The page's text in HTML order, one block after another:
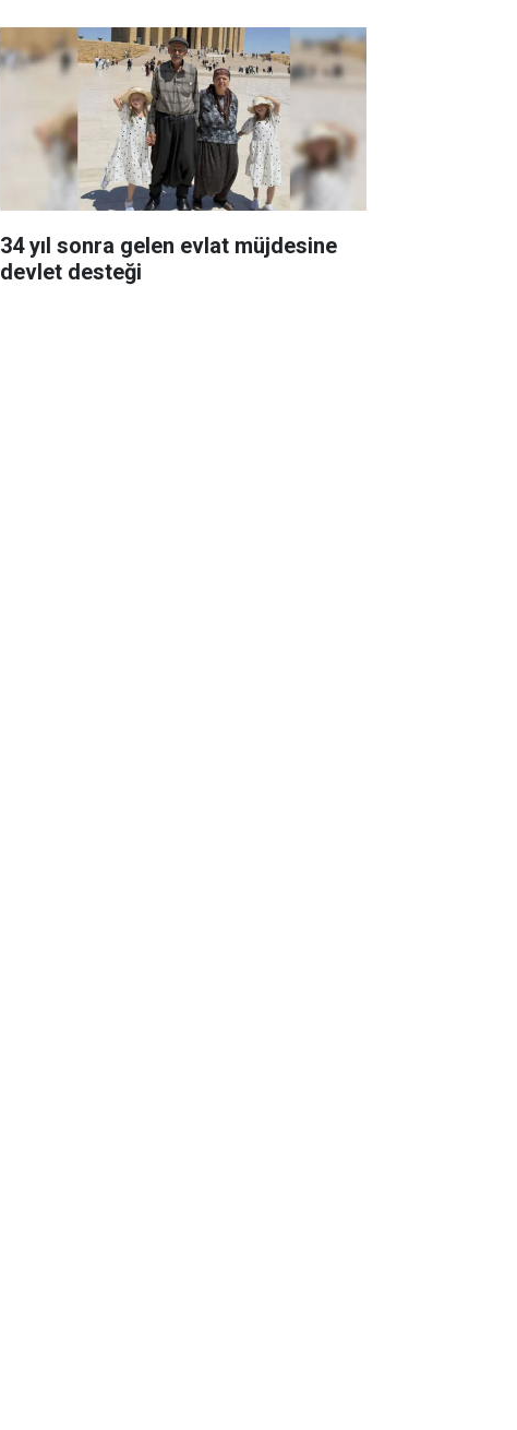
34 yıl sonra gelen evlat müjdesine
devlet desteği